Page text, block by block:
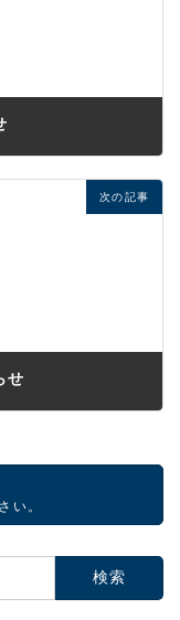
次の記事
せ
い。